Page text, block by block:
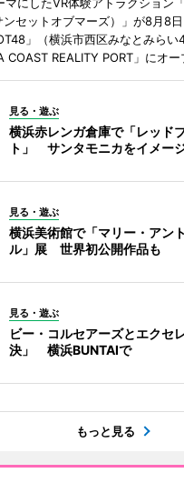
マにしたVR体験アトラクション
ンセットオブマーズ）」が8月8
」（横浜市西区みなとみらい
COAST REALITY PORT」にオー
見る・遊ぶ
横浜赤レンガ倉庫で「レッド
ト」 サンタモニカをイメー
見る・遊ぶ
横浜美術館で「マリー・アン
ル」展 世界初公開作品も
見る・遊ぶ
ビー・コルセアーズとエクセ
決」 横浜BUNTAIで
もっと見る